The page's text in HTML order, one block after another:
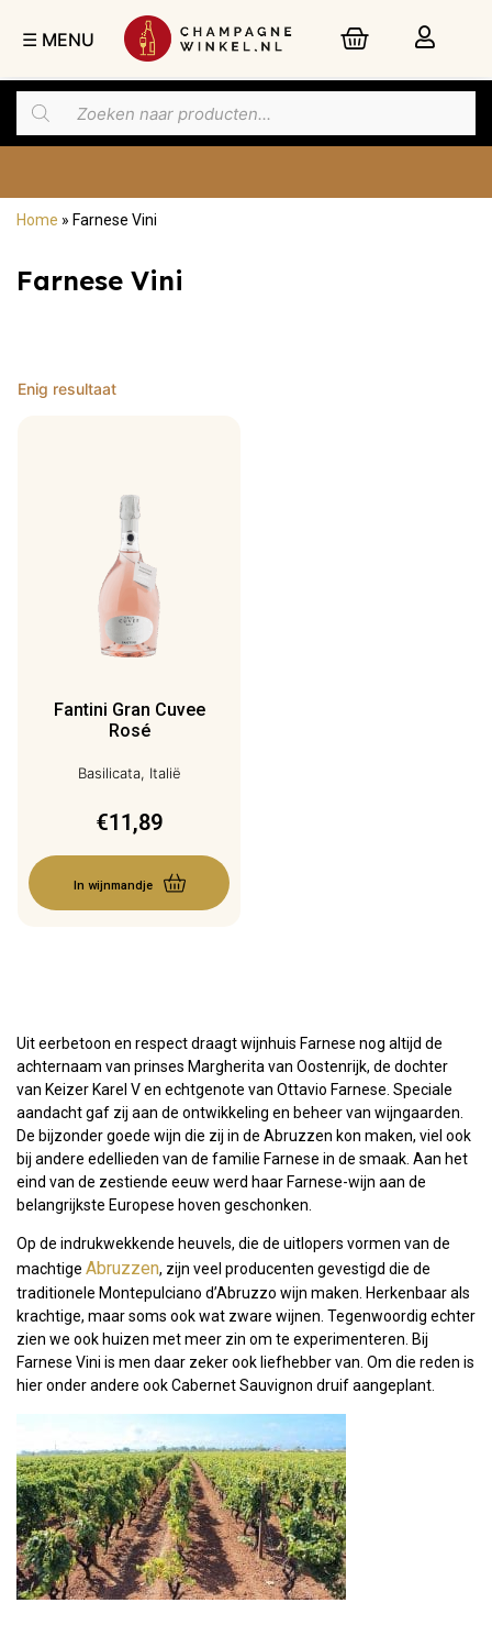
☰ MENU
Home » Farnese Vini
Farnese Vini
Enig resultaat
Fantini Gran Cuvee
Rosé
Basilicata, Italië
€11,89
In wijnmandje
Uit eerbetoon en respect draagt wijnhuis Farnese nog altijd de
achternaam van prinses Margherita van Oostenrijk, de dochter
van Keizer Karel V en echtgenote van Ottavio Farnese. Speciale
aandacht gaf zij aan de ontwikkeling en beheer van wijngaarden.
De bijzonder goede wijn die zij in de Abruzzen kon maken, viel ook
bij andere edellieden van de familie Farnese in de smaak. Aan het
eind van de zestiende eeuw werd haar Farnese-wijn aan de
belangrijkste Europese hoven geschonken.
Op de indrukwekkende heuvels, die de uitlopers vormen van de
machtige Abruzzen, zijn veel producenten gevestigd die de
traditionele Montepulciano d’Abruzzo wijn maken. Herkenbaar als
krachtige, maar soms ook wat zware wijnen. Tegenwoordig echter
zien we ook huizen met meer zin om te experimenteren. Bij
Farnese Vini is men daar zeker ook liefhebber van. Om die reden is
hier onder andere ook Cabernet Sauvignon druif aangeplant.